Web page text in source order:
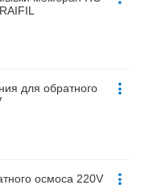
для обратного
осмоса 220V